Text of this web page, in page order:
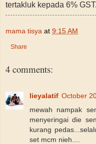
tertakluk kepada 6% GST.
mama tisya at 9:15 AM
Share
4 comments:
lieyalatif October
mewah nampak
menyeringai die
kurang
set mcm nieh....